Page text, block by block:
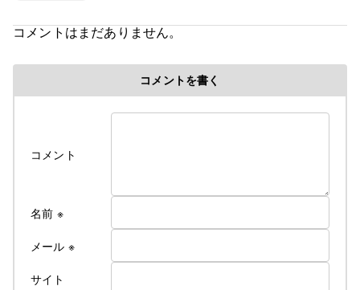
コメントはまだありません。
コメントを書く
コメント
名前 ※
メール ※
サイト